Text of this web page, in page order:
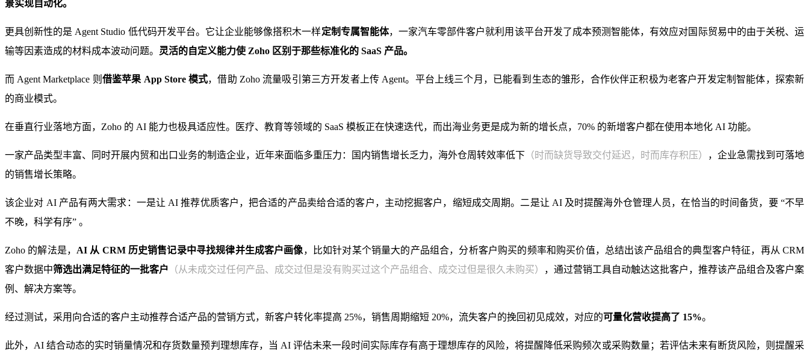
景实现自动化。
更具创新性的是 Agent Studio 低代码开发平台。它让企业能够像搭积木一样定制专属智能体，一家汽车零部件客户就利用该平台开发了成本预测智能体，有效应对国际贸易中的由于关税、运
输等因素造成的材料成本波动问题。 灵活的自定义能力使 Zoho 区别于那些标准化的 SaaS 产品。
而 Agent Marketplace 则 借鉴苹果 App Store 模式，借助 Zoho 流量吸引第三方开发者上传 Agent。平台上线三个月，已能看到生态的雏形，合作伙伴正积极为老客户开发定制智能体，探索新
的商业模式。
在垂直行业落地方面，Zoho 的 AI 能力也极具适应性。医疗、教育等领域的 SaaS 模板正在快速迭代，而出海业务更是成为新的增长点，70% 的新增客户都在使用本地化 AI 功能。
一家产品类型丰富、同时开展内贸和出口业务的制造企业，近年来面临多重压力：国内销售增长乏力，海外仓周转效率低下 （时而缺货导致交付延迟，时而库存积压）
，企业急需找到可落地
的销售增长策略。
该企业对 AI 产品有两大需求：一是让 AI 推荐优质客户，把合适的产品卖给合适的客户，主动挖掘客户，缩短成交周期。二是让 AI 及时提醒海外仓管理人员，在恰当的时间备货，要 “不早
不晚，科学有序” 。
Zoho 的解法是， AI 从 CRM 历史销售记录中寻找规律并生成客户画像，比如针对某个销量大的产品组合，分析客户购买的频率和购买价值，总结出该产品组合的典型客户特征，再从 CRM
客户数据中筛选出满足特征的一批客户 （从未成交过任何产品、成交过但是没有购买过这个产品组合、成交过但是很久未购买）
，通过营销工具自动触达这批客户，推荐该产品组合及客户案
例、解决方案等。
经过测试，采用向合适的客户主动推荐合适产品的营销方式，新客户转化率提高 25%，销售周期缩短 20%，流失客户的挽回初见成效，对应的可量化营收提高了 15%。
此外，AI 结合动态的实时销量情况和存货数量预判理想库存，当 AI 评估未来一段时间实际库存有高于理想库存的风险，将提醒降低采购频次或采购数量；若评估未来有断货风险，则提醒采